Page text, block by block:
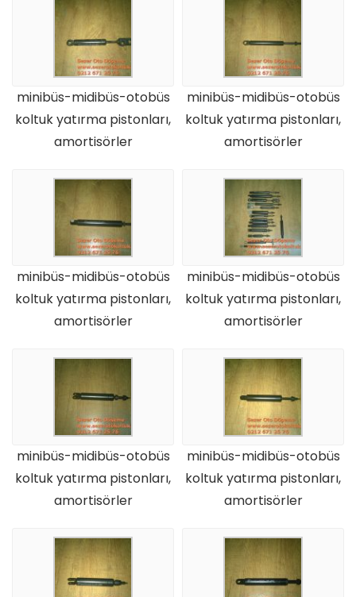
minibüs-midibüs-otobüs
koltuk yatırma pistonları,
amortisörler
minibüs-midibüs-otobüs
koltuk yatırma pistonları,
amortisörler
minibüs-midibüs-otobüs
koltuk yatırma pistonları,
amortisörler
minibüs-midibüs-otobüs
koltuk yatırma pistonları,
amortisörler
minibüs-midibüs-otobüs
koltuk yatırma pistonları,
amortisörler
minibüs-midibüs-otobüs
koltuk yatırma pistonları,
amortisörler